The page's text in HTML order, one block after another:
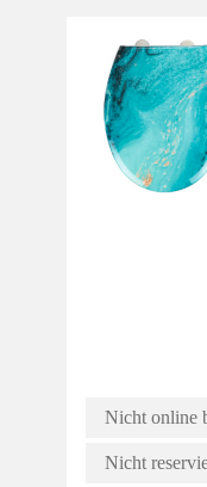
Nicht online
Nicht